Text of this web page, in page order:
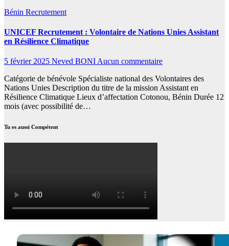
Bénin Recrutement
UNICEF Recrutement : Volontaire de Nations Unies Assistant
en Résilience Climatique
5 février 2025 Neved BONIAucun commentaire
Catégorie de bénévole Spécialiste national des Volontaires des
Nations Unies Description du titre de la mission Assistant en
Résilience Climatique Lieux d’affectation Cotonou, Bénin Durée 12
mois (avec possibilité de…
Tu es aussi Compétent